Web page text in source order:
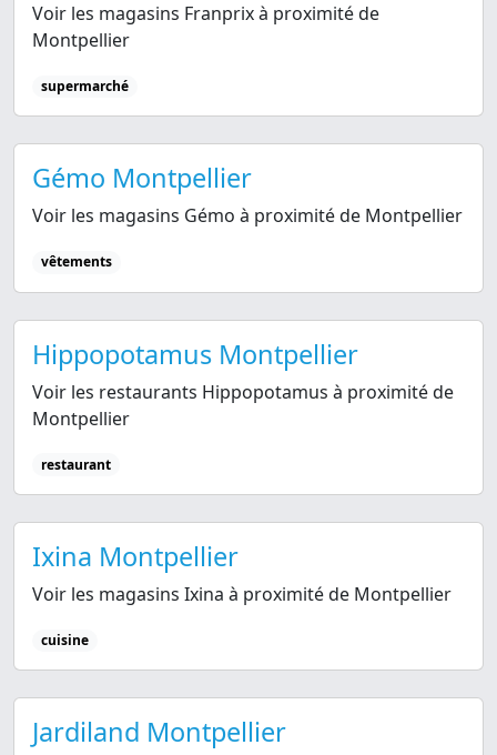
Voir les magasins Franprix à proximité de
Montpellier
supermarché
Gémo Montpellier
Voir les magasins Gémo à proximité de Montpellier
vêtements
Hippopotamus Montpellier
Voir les restaurants Hippopotamus à proximité de
Montpellier
restaurant
Ixina Montpellier
Voir les magasins Ixina à proximité de Montpellier
cuisine
Jardiland Montpellier